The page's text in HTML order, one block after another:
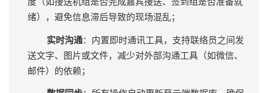
绪），避免信息滞后导致的现场混乱；
实时沟通：内置即时通讯工具，支持联络员之间发
送文字、图片或文件，减少对外部沟通工具（如微信、
邮件）的依赖；